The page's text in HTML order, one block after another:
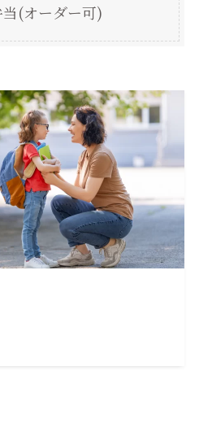
(オーダー可)